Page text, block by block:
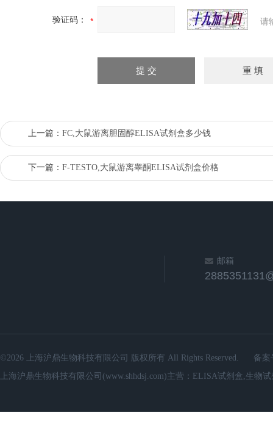
验证码： 请
上一篇： FC,大鼠游离胆固醇ELISA试剂盒多少钱
下一篇： F-TESTO,大鼠游离睾酮ELISA试剂盒价格
邮箱
©2026 上海沪鼎生物科技有限公司 版权所有 All Rights Reserved.
备案
上海沪鼎生物科技有限公司(www.shhdsj.com)主营：ELISA试剂盒,生物